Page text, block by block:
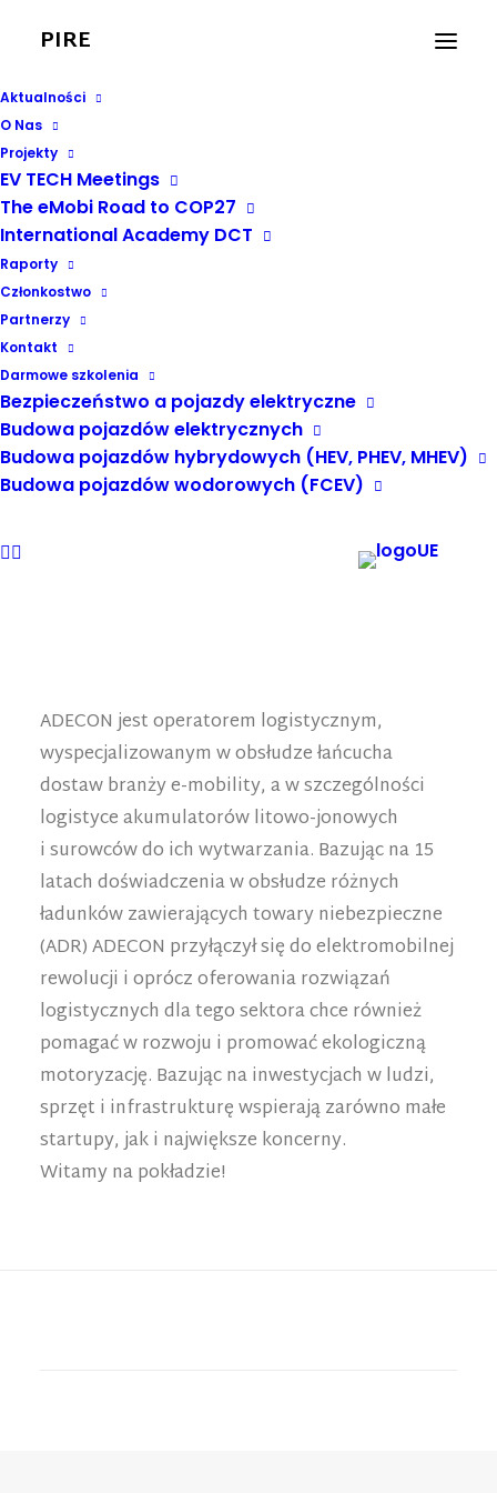
PIRE
Aktualności
O Nas
Projekty
EV TECH Meetings
The eMobi Road to COP27
International Academy DCT
Raporty
Członkostwo
Partnerzy
Kontakt
Darmowe szkolenia
Bezpieczeństwo a pojazdy elektryczne
Budowa pojazdów elektrycznych
Budowa pojazdów hybrydowych (HEV, PHEV, MHEV)
Budowa pojazdów wodorowych (FCEV)
ADECON Członkiem
Wspierającym PIRE
ADECONjest operatorem logistycznym,
wyspecjalizowanym w obsłudze łańcucha
dostaw branży e-mobility, a w szczególności
logistyce akumulatorów litowo-jonowych
i surowców do ich wytwarzania. Bazując na 15
latach doświadczenia w obsłudze różnych
ładunków zawierających towary niebezpieczne
(ADR) ADECON przyłączył się do elektromobilnej
rewolucji i oprócz oferowania rozwiązań
logistycznych dla tego sektora chce również
pomagać w rozwoju i promować ekologiczną
motoryzację. Bazując na inwestycjach w ludzi,
sprzęt i infrastrukturę wspierają zarówno małe
startupy, jak i największe koncerny.
Witamy na pokładzie!